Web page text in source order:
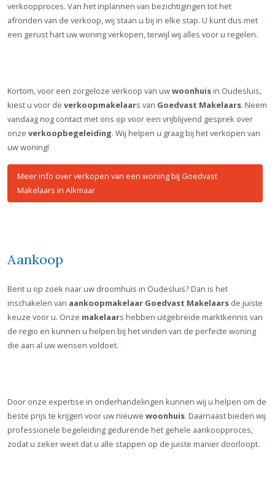
verkoopproces. Van het inplannen van bezichtigingen tot het
afronden van de verkoop, wij staan u bij in elke stap. U kunt dus met
een gerust hart uw woning verkopen, terwijl wij alles voor u regelen.
Kortom, voor een zorgeloze verkoop van uwwoonhuis in Oudesluis,
kiest u voor de verkoopmakelaars van Goedvast Makelaars. Neem
vandaag nog contact met ons op voor een vrijblijvend gesprek over
onze verkoopbegeleiding. Wij helpen u graag bij het verkopen van
uw woning!
Meer info over verkopen van een woning bij Goedvast
Makelaars in Alkmaar
Aankoop
Bent u op zoek naar uw droomhuis in Oudesluis? Dan is het
inschakelen van aankoopmakelaar Goedvast Makelaars de juiste
keuze voor u. Onze makelaars hebben uitgebreide marktkennis van
de regio en kunnen u helpen bij het vinden van de perfecte woning
die aan al uw wensen voldoet.
Door onze expertise in onderhandelingen kunnen wij u helpen om de
beste prijs te krijgen voor uw nieuwe woonhuis. Daarnaast bieden wij
professionele begeleiding gedurende het gehele aankoopproces,
zodat u zeker weet dat u alle stappen op de juiste manier doorloopt.